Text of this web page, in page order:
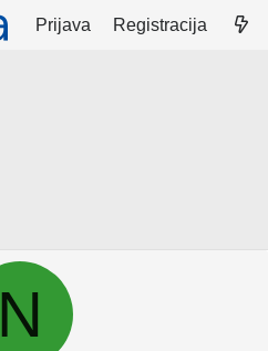
Prijava Registracija
N